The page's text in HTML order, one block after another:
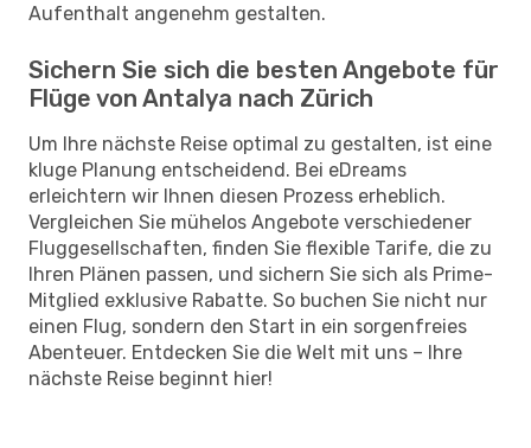
Aufenthalt angenehm gestalten.
Sichern Sie sich die besten Angebote für
Flüge von Antalya nach Zürich
Um Ihre nächste Reise optimal zu gestalten, ist eine
kluge Planung entscheidend. Bei eDreams
erleichtern wir Ihnen diesen Prozess erheblich.
Vergleichen Sie mühelos Angebote verschiedener
Fluggesellschaften, finden Sie flexible Tarife, die zu
Ihren Plänen passen, und sichern Sie sich als Prime-
Mitglied exklusive Rabatte. So buchen Sie nicht nur
einen Flug, sondern den Start in ein sorgenfreies
Abenteuer. Entdecken Sie die Welt mit uns – Ihre
nächste Reise beginnt hier!